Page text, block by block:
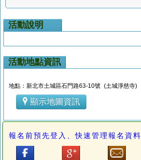
活動說明
活動地點資訊
地點：新北市土城區石門路63-10號 (土城淨慈寺)
顯示地圖資訊
報名前預先登入、快速管理報名資料